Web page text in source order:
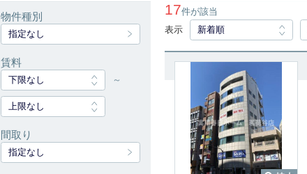
17件が該当
表示
新着順
物件種別
指定なし
賃料
下限なし ～
上限なし
間取り
指定なし